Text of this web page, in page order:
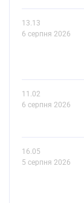
13.13
6 серпня 2026
11.02
6 серпня 2026
16.05
5 серпня 2026